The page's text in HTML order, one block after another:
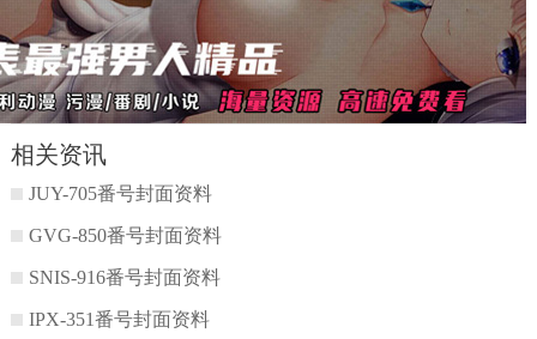
相关资讯
JUY-705番号封面资料
GVG-850番号封面资料
SNIS-916番号封面资料
IPX-351番号封面资料